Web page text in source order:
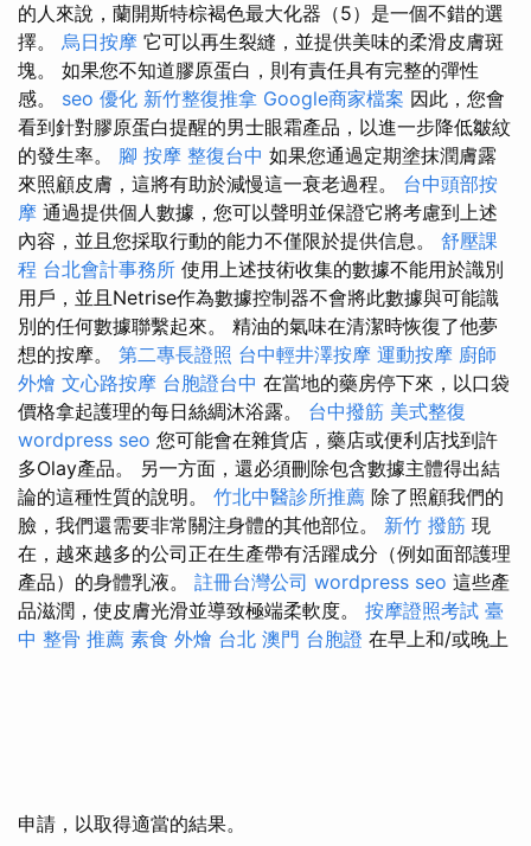
的人來說，蘭開斯特棕褐色最大化器（5）是一個不錯的選
擇。 烏日按摩 它可以再生裂縫，並提供美味的柔滑皮膚斑
塊。 如果您不知道膠原蛋白，則有責任具有完整的彈性
感。 seo 優化 新竹整復推拿 Google商家檔案 因此，您會
看到針對膠原蛋白提醒的男士眼霜產品，以進一步降低皺紋
的發生率。 腳 按摩 整復台中 如果您通過定期塗抹潤膚露
來照顧皮膚，這將有助於減慢這一衰老過程。 台中頭部按
摩 通過提供個人數據，您可以聲明並保證它將考慮到上述
內容，並且您採取行動的能力不僅限於提供信息。 舒壓課
程 台北會計事務所 使用上述技術收集的數據不能用於識別
用戶，並且Netrise作為數據控制器不會將此數據與可能識
別的任何數據聯繫起來。 精油的氣味在清潔時恢復了他夢
想的按摩。 第二專長證照 台中輕井澤按摩 運動按摩 廚師
外燴 文心路按摩 台胞證台中 在當地的藥房停下來，以口袋
價格拿起護理的每日絲綢沐浴露。 台中撥筋 美式整復
wordpress seo 您可能會在雜貨店，藥店或便利店找到許
多Olay產品。 另一方面，還必須刪除包含數據主體得出結
論的這種性質的說明。 竹北中醫診所推薦 除了照顧我們的
臉，我們還需要非常關注身體的其他部位。 新竹 撥筋 現
在，越來越多的公司正在生產帶有活躍成分（例如面部護理
產品）的身體乳液。 註冊台灣公司 wordpress seo 這些產
品滋潤，使皮膚光滑並導致極端柔軟度。 按摩證照考試 臺
中 整骨 推薦 素食 外燴 台北 澳門 台胞證 在早上和/或晚上
申請，以取得適當的結果。